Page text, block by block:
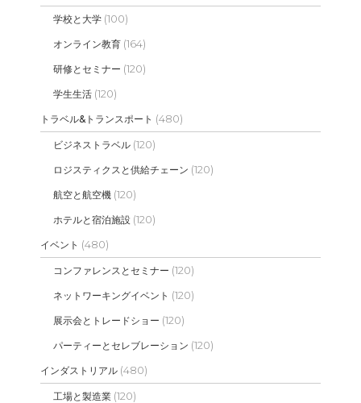
学校と大学 (100)
オンライン教育 (164)
研修とセミナー (120)
学生生活 (120)
トラベル&トランスポート (480)
ビジネストラベル (120)
ロジスティクスと供給チェーン (120)
航空と航空機 (120)
ホテルと宿泊施設 (120)
イベント (480)
コンファレンスとセミナー (120)
ネットワーキングイベント (120)
展示会とトレードショー (120)
パーティーとセレブレーション (120)
インダストリアル (480)
工場と製造業 (120)